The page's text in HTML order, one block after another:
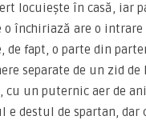
locuiește în casă, iar
o închiriază are o intrare
de fapt, o parte din
separate de un zid de
cu un puternic aer de anii
e destul de spartan, dar